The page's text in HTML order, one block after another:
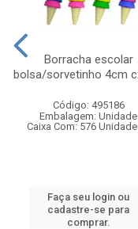
Borracha escolar
bolsa/sorvetinho 4cm
Código: 495186
Embalagem: Unidade
Caixa Com: 576
Faça seu login ou
cadastre-se para
comprar.